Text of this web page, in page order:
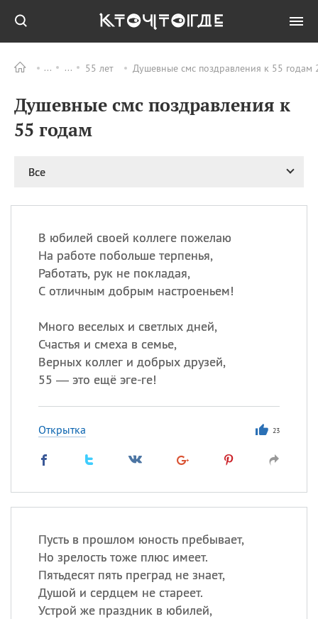
55 лет Душевные смс поздравления к 55 годам
Душевные смс поздравления к
55 годам
Все
В юбилей своей коллеге пожелаю
На работе побольше терпенья,
Работать, рук не покладая,
С отличным добрым настроеньем!
Много веселых и светлых дней,
Счастья и смеха в семье,
Верных коллег и добрых друзей,
55 — это ещё эге-ге!
Открытка 23
Пусть в прошлом юность пребывает,
Но зрелость тоже плюс имеет.
Пятьдесят пять преград не знает,
Душой и сердцем не стареет.
Устрой же праздник в юбилей,
ПРАЗДНИКИ Все
08.08 День «Счастье
случается» (Happiness
великомученика
покровителя всех
врачей и целителя
больных
09.08 День книголюбов (Book
Lovers Day)
ИМЕНА
Сегодня празднуют именины
Посмотреть значениеи
происхождение